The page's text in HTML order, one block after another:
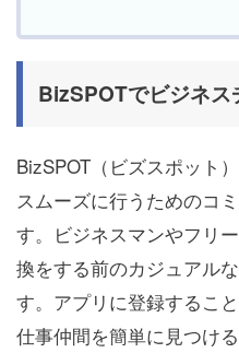
BizSPOTでビジネス
BizSPOT（ビズスポット
スムーズに行うためのコ
す。ビジネスマンやフリ
換をする前のカジュアル
す。アプリに登録するこ
仕事仲間を簡単に見つけ